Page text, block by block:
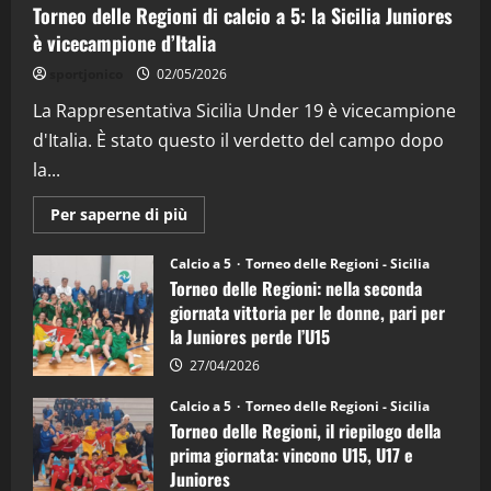
"SportEmpire" in Podcast
“SportEmpire” in Podcast: 26^ Puntata
08/04/2026
Torneo delle Regioni di calcio a 5: la Sicilia Juniores
è vicecampione d’Italia
02/05/2026
La Rappresentativa Sicilia Under 19 è vicecampione
d'Italia. È stato questo il verdetto del campo dopo
la...
Per saperne di più
informazioni
Torneo
delle
Regioni
di
calcio
a
5:
la
Juniores
è
vicecampione
d’Italia
Calcio a 5 Torneo delle Regioni - Sicilia
Torneo delle Regioni: nella seconda
giornata vittoria per le donne, pari per
la Juniores perde l’U15
27/04/2026
Calcio a 5 Torneo delle Regioni - Sicilia
Torneo delle Regioni, il riepilogo della
prima giornata: vincono U15, U17 e
Juniores